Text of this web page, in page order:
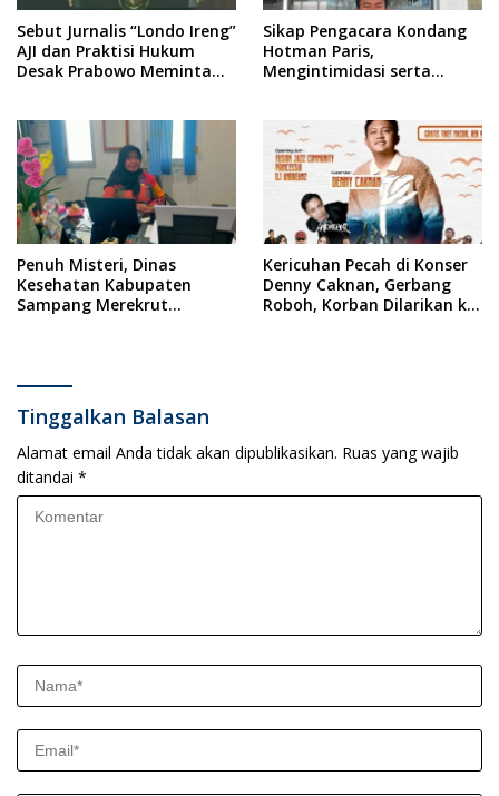
Sebut Jurnalis “Londo Ireng”
AJI dan Praktisi Hukum
Desak Prabowo Meminta
Sikap Pengacara Kondang
Hotman Paris,
Mengintimidasi serta
Sampang Angkat Bicara
Penuh Misteri, Dinas
Kesehatan Kabupaten
Sampang Merekrut
Kericuhan Pecah di Konser
Denny Caknan, Gerbang
Roboh, Korban Dilarikan ke
Tinggalkan Balasan
Alamat email Anda tidak akan dipublikasikan. Ruas yang wajib
ditandai *